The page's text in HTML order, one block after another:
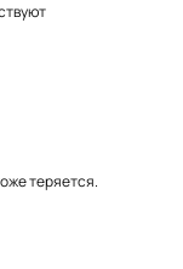
теряется.